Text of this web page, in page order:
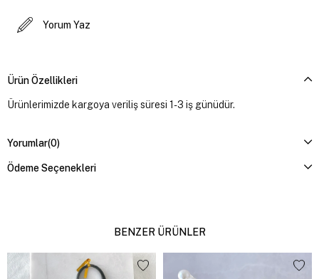
Yorum Yaz
Ürün Özellikleri
Ürünlerimizde kargoya veriliş süresi 1-3 iş günüdür.
Yorumlar(0)
Ödeme Seçenekleri
BENZER ÜRÜNLER